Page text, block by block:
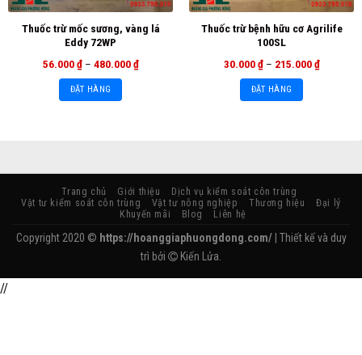
Thuốc trừ mốc sương, vàng lá
Eddy 72WP
56.000₫ – 480.000₫
ĐẶT HÀNG
Thuốc trừ bệnh hữu cơ Agrilife
100SL
30.000₫ – 215.000₫
ĐẶT HÀNG
Trang chủ Giới thiệu
Dịch vụ kiểm soát côn trùng
Vật tư kiểm soát côn trùng
Vật tư nông nghiệp Thương hiệu
Đại lý
Khuyến mãi
Blog Liên hệ
Copyright 2020 © https://hoanggiaphuongdong.com/| Thiết kế và duy
trì bởi
Kiến Lửa.
//